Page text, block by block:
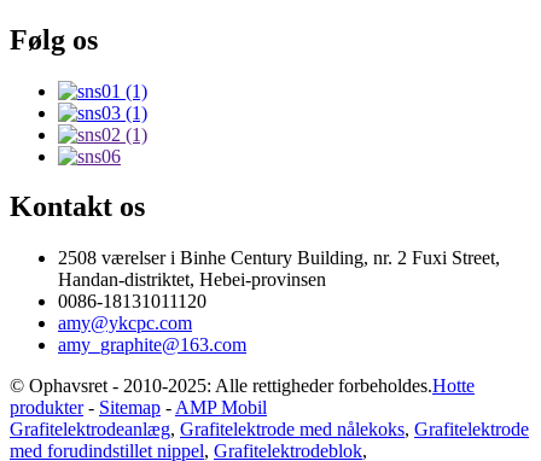
Følg os
Kontakt os
2508 værelser i Binhe Century Building, nr. 2 Fuxi Street,
Handan-distriktet, Hebei-provinsen
0086-18131011120
amy@ykcpc.com
amy_graphite@163.com
© Ophavsret - 2010-2025: Alle rettigheder forbeholdes.Hotte
produkter- Sitemap - AMP Mobil
Grafitelektrodeanlæg, Grafitelektrode med nålekoks, Grafitelektrode
med forudindstillet nippel, Grafitelektrodeblok,